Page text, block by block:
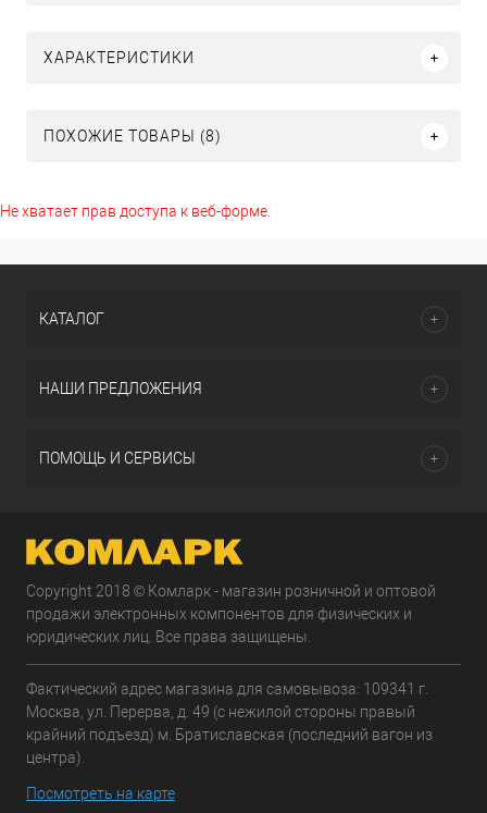
ХАРАКТЕРИСТИКИ
ПОХОЖИЕ ТОВАРЫ (8)
Не хватает прав доступа к веб-форме.
КАТАЛОГ
НАШИ ПРЕДЛОЖЕНИЯ
ПОМОЩЬ И СЕРВИСЫ
Copyright 2018 © Комларк - магазин розничной и оптовой
продажи электронных компонентов для физических и
юридических лиц. Все права защищены.
Фактический адрес магазина для самовывоза: 109341 г.
Москва, ул. Перерва, д. 49 (с нежилой стороны правый
крайний подъезд) м. Братиславская (последний вагон из
центра).
Посмотреть на карте